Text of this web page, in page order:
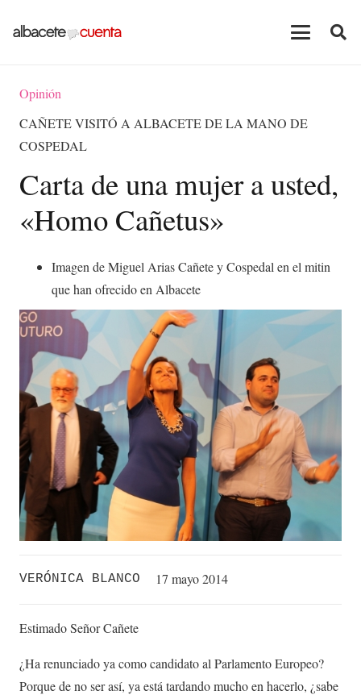
Opinión
CAÑETE VISITÓ A ALBACETE DE LA MANO DE
COSPEDAL
Carta de una mujer a usted,
«Homo Cañetus»
Imagen de Miguel Arias Cañete y Cospedal en el mitin
que han ofrecido en Albacete
VERÓNICA BLANCO 17 mayo 2014
Estimado Señor Cañete
¿Ha renunciado ya como candidato al Parlamento Europeo?
Porque de no ser así, ya está tardando mucho en hacerlo, ¿sabe